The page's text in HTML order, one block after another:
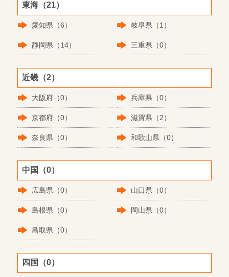
東海（21）
愛知県（6） 岐阜県（1）
静岡県（14） 三重県（0）
近畿（2）
大阪府（0） 兵庫県（0）
京都府（0） 滋賀県（2）
奈良県（0） 和歌山県（0）
中国（0）
広島県（0） 山口県（0）
島根県（0） 岡山県（0）
鳥取県（0）
四国（0）